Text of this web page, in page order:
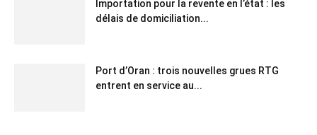
Importation pour la revente en l’état : les
délais de domiciliation...
Port d’Oran : trois nouvelles grues RTG
entrent en service au...